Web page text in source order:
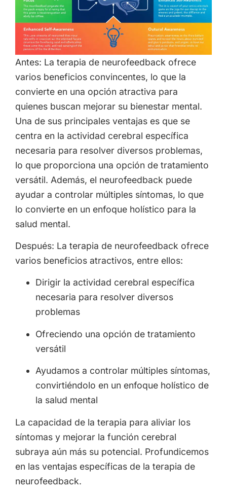
Antes: La terapia de neurofeedback ofrece
varios beneficios convincentes, lo que la
convierte en una opción atractiva para
quienes buscan mejorar su bienestar mental.
Una de sus principales ventajas es que se
centra en la actividad cerebral específica
necesaria para resolver diversos problemas,
lo que proporciona una opción de tratamiento
versátil. Además, el neurofeedback puede
ayudar a controlar múltiples síntomas, lo que
lo convierte en un enfoque holístico para la
salud mental.
Después: La terapia de neurofeedback ofrece
varios beneficios atractivos, entre ellos:
Dirigir la actividad cerebral específica
necesaria para resolver diversos
problemas
Ofreciendo una opción de tratamiento
versátil
Ayudamos a controlar múltiples síntomas,
convirtiéndolo en un enfoque holístico de
la salud mental
La capacidad de la terapia para aliviar los
síntomas y mejorar la función cerebral
subraya aún más su potencial. Profundicemos
en las ventajas específicas de la terapia de
neurofeedback.